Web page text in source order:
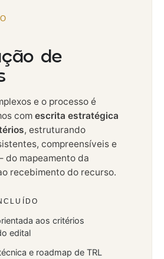
de
e o processo é
com escrita estratégica
, estruturando
compreensíveis e
mapeamento da
recebimento do recurso.
aos critérios
edital
e roadmap de TRL